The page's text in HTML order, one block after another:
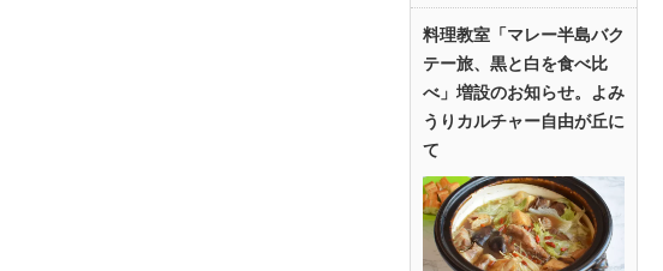
料理教室「マレー半島バク
テー旅、黒と白を食べ比
べ」増設のお知らせ。よみ
うりカルチャー自由が丘に
て